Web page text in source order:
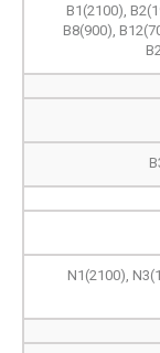
B1(2100),
B8(900),
N1(2100),